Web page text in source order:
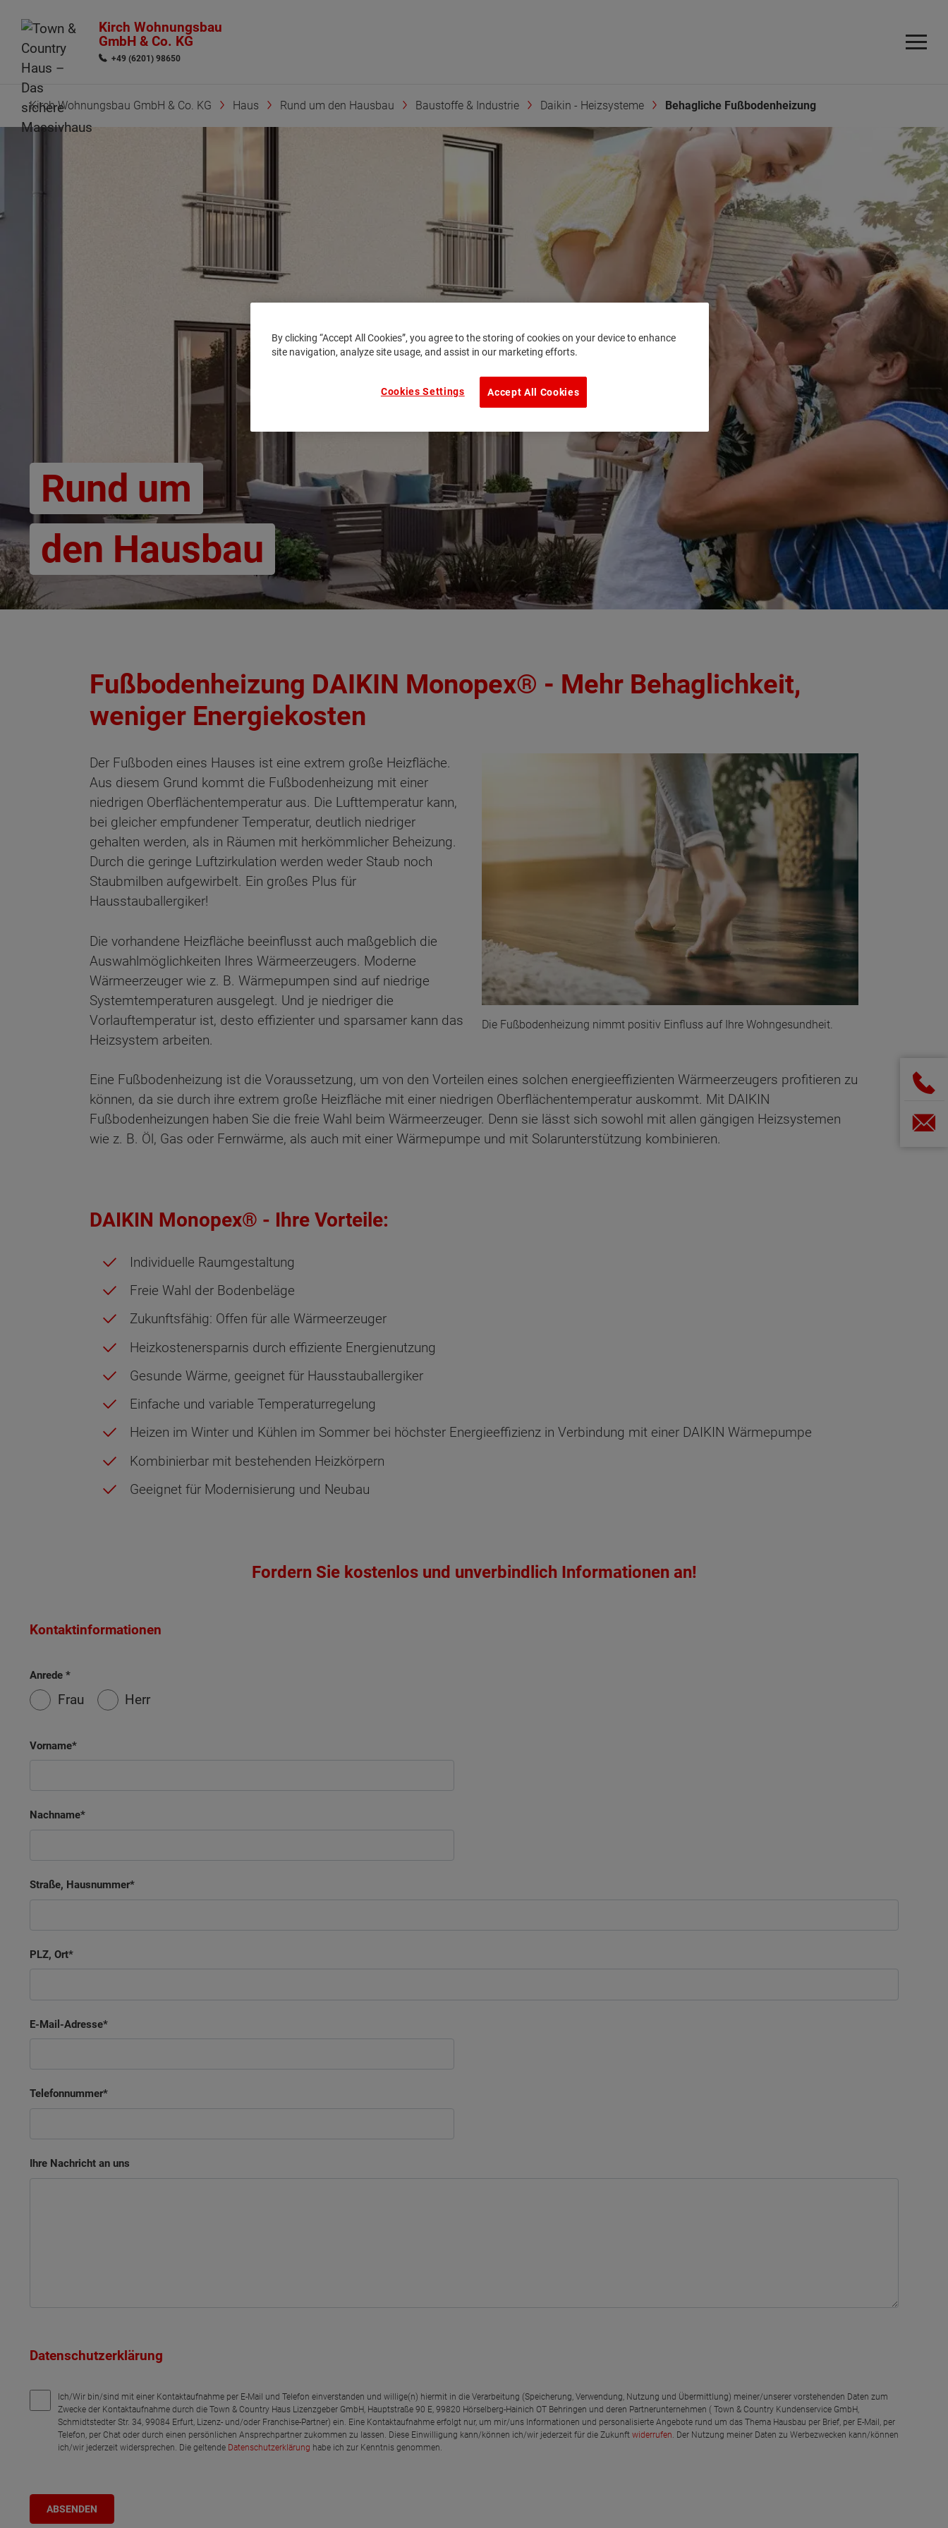
Kirch Wohnungsbau
GmbH & Co. KG
+49 (6201) 98650
Kirch Wohnungsbau GmbH & Co. KG Haus Rund um den Hausbau Baustoffe & Industrie Daikin - Heizsysteme Behagliche Fußbodenheizung
Rund um
den Hausbau
Fußbodenheizung DAIKIN Monopex® - Mehr Behaglichkeit,
weniger Energiekosten
Die Fußbodenheizung nimmt positiv Einfluss auf Ihre Wohngesundheit.
Der Fußboden eines Hauses ist eine extrem große Heizfläche.
Aus diesem Grund kommt die Fußbodenheizung mit einer
niedrigen Oberflächentemperatur aus. Die Lufttemperatur kann,
bei gleicher empfundener Temperatur, deutlich niedriger
gehalten werden, als in Räumen mit herkömmlicher Beheizung.
Durch die geringe Luftzirkulation werden weder Staub noch
Staubmilben aufgewirbelt. Ein großes Plus für
Hausstauballergiker!
Die vorhandene Heizfläche beeinflusst auch maßgeblich die
Auswahlmöglichkeiten Ihres Wärmeerzeugers. Moderne
Wärmeerzeuger wie z. B. Wärmepumpen sind auf niedrige
Systemtemperaturen ausgelegt. Und je niedriger die
Vorlauftemperatur ist, desto effizienter und sparsamer kann das
Heizsystem arbeiten.
Eine Fußbodenheizung ist die Voraussetzung, um von den Vorteilen eines solchen energieeffizienten Wärmeerzeugers profitieren zu
können, da sie durch ihre extrem große Heizfläche mit einer niedrigen Oberflächentemperatur auskommt. Mit DAIKIN
Fußbodenheizungen haben Sie die freie Wahl beim Wärmeerzeuger. Denn sie lässt sich sowohl mit allen gängigen Heizsystemen
wie z. B. Öl, Gas oder Fernwärme, als auch mit einer Wärmepumpe und mit Solarunterstützung kombinieren.
DAIKIN Monopex® - Ihre Vorteile:
Individuelle Raumgestaltung
Freie Wahl der Bodenbeläge
Zukunftsfähig: Offen für alle Wärmeerzeuger
Heizkostenersparnis durch effiziente Energienutzung
Gesunde Wärme, geeignet für Hausstauballergiker
Einfache und variable Temperaturregelung
Heizen im Winter und Kühlen im Sommer bei höchster Energieeffizienz in Verbindung mit einer DAIKIN Wärmepumpe
Kombinierbar mit bestehenden Heizkörpern
Geeignet für Modernisierung und Neubau
Fordern Sie kostenlos und unverbindlich Informationen an!
Kontaktinformationen
Anrede
Frau Herr
Vorname
Nachname
Straße, Hausnummer
PLZ, Ort
E-Mail-Adresse
Telefonnummer
Ihre Nachricht an uns
Datenschutzerklärung
Ich/Wir bin/sind mit einer Kontaktaufnahme per E-Mail und Telefon einverstanden und willige(n) hiermit in die Verarbeitung (Speicherung, Verwendung, Nutzung und Übermittlung) meiner/unserer vorstehenden Daten zum
Zwecke der Kontaktaufnahme durch die Town & Country Haus Lizenzgeber GmbH, Hauptstraße 90 E, 99820 Hörselberg-Hainich OT Behringen und deren Partnerunternehmen ( Town & Country Kundenservice GmbH,
Schmidtstedter Str. 34, 99084 Erfurt, Lizenz- und/oder Franchise-Partner) ein. Eine Kontaktaufnahme erfolgt nur, um mir/uns Informationen und personalisierte Angebote rund um das Thema Hausbau per Brief, per E-Mail, per
Telefon, per Chat oder durch einen persönlichen Ansprechpartner zukommen zu lassen. Diese Einwilligung kann/können ich/wir jederzeit für die Zukunft widerrufen. Der Nutzung meiner Daten zu Werbezwecken kann/können
ich/wir jederzeit widersprechen. Die geltende Datenschutzerklärung habe ich zur Kenntnis genommen.
Wonach möchten Sie suchen?
By clicking “Accept All Cookies”, you agree to the storing of cookies on your device to enhance
site navigation, analyze site usage, and assist in our marketing efforts.
Accept All Cookies
Cookies Settings